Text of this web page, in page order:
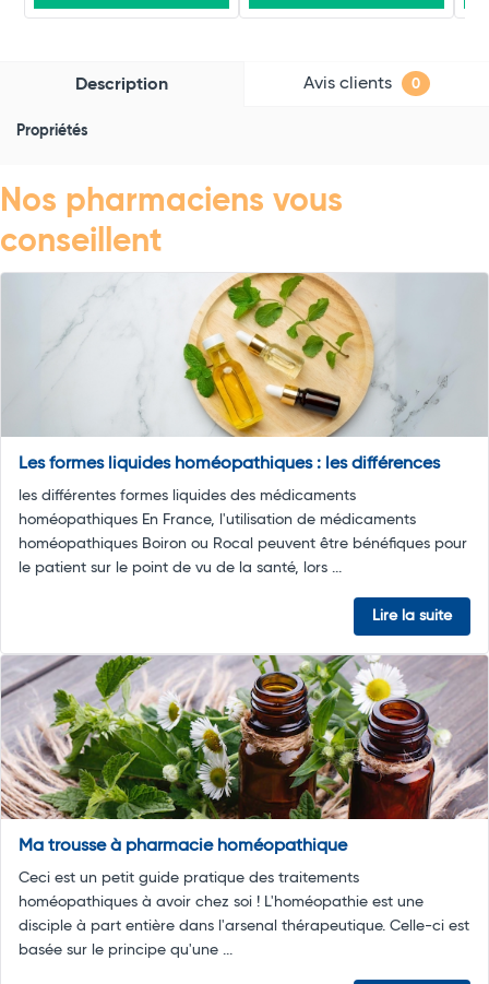
Description Avis clients 0
Propriétés
Nos pharmaciens vous
conseillent
Les formes liquides homéopathiques : les différences
les différentes formes liquides des médicaments
homéopathiques En France, l'utilisation de médicaments
homéopathiques Boiron ou Rocal peuvent être bénéfiques pour
le patient sur le point de vu de la santé, lors ...
Lire la suite
Ma trousse à pharmacie homéopathique
Ceci est un petit guide pratique des traitements
homéopathiques à avoir chez soi ! L'homéopathie est une
disciple à part entière dans l'arsenal thérapeutique. Celle-ci est
basée sur le principe qu'une ...